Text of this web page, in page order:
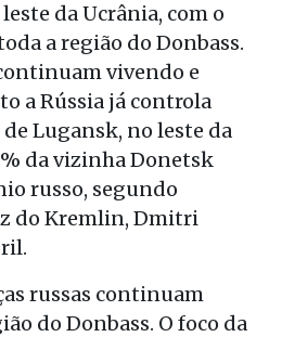
da Ucrânia, com o
a região do Donbass.
vivendo e
a Rússia já controla
Lugansk, no leste da
da vizinha Donetsk
russo, segundo
do Kremlin, Dmitri
russas continuam
do Donbass. O foco da